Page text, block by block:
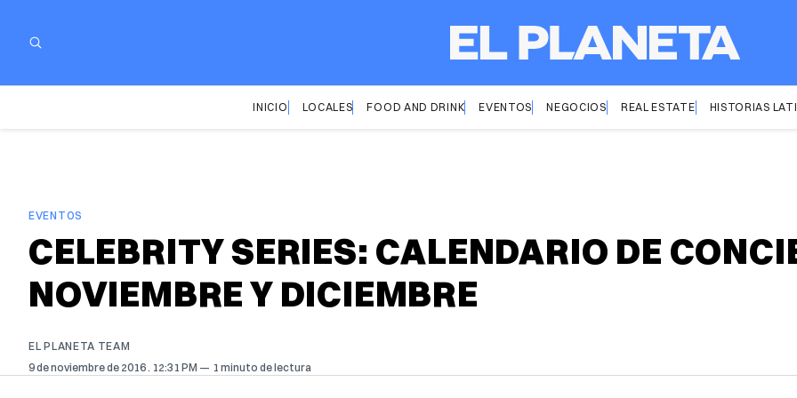
INICIO LOCALES FOOD AND DRINK EVENTOS NEGOCIOS REAL ESTATE HISTORIAS
EVENTOS
CELEBRITY SERIES: CALENDARIO DE
NOVIEMBRE Y DICIEMBRE
EL PLANETA TEAM
9 de noviembre de 2016 . 12:31 PM 1 minuto de lectura